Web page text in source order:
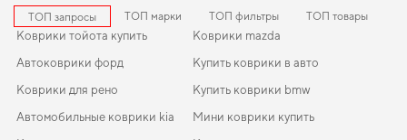
ТОП запросы ТОП марки ТОП фильтры ТОП товары
Коврики тойота купить
Автоковрики форд
Коврики для рено
Автомобильные коврики kia
Коврики mazda
Купить коврики в авто
Купить коврики bmw
Мини коврики купить